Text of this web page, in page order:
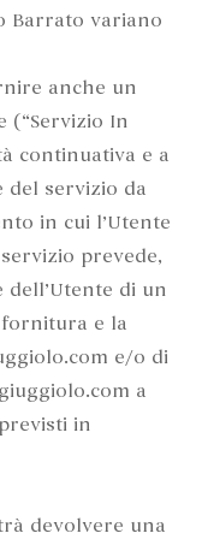
Barrato variano
anche un
(“Servizio In
continuativa e a
del servizio da
in cui l’Utente
prevede,
di un
e la
e/o di
a
in
devolvere una